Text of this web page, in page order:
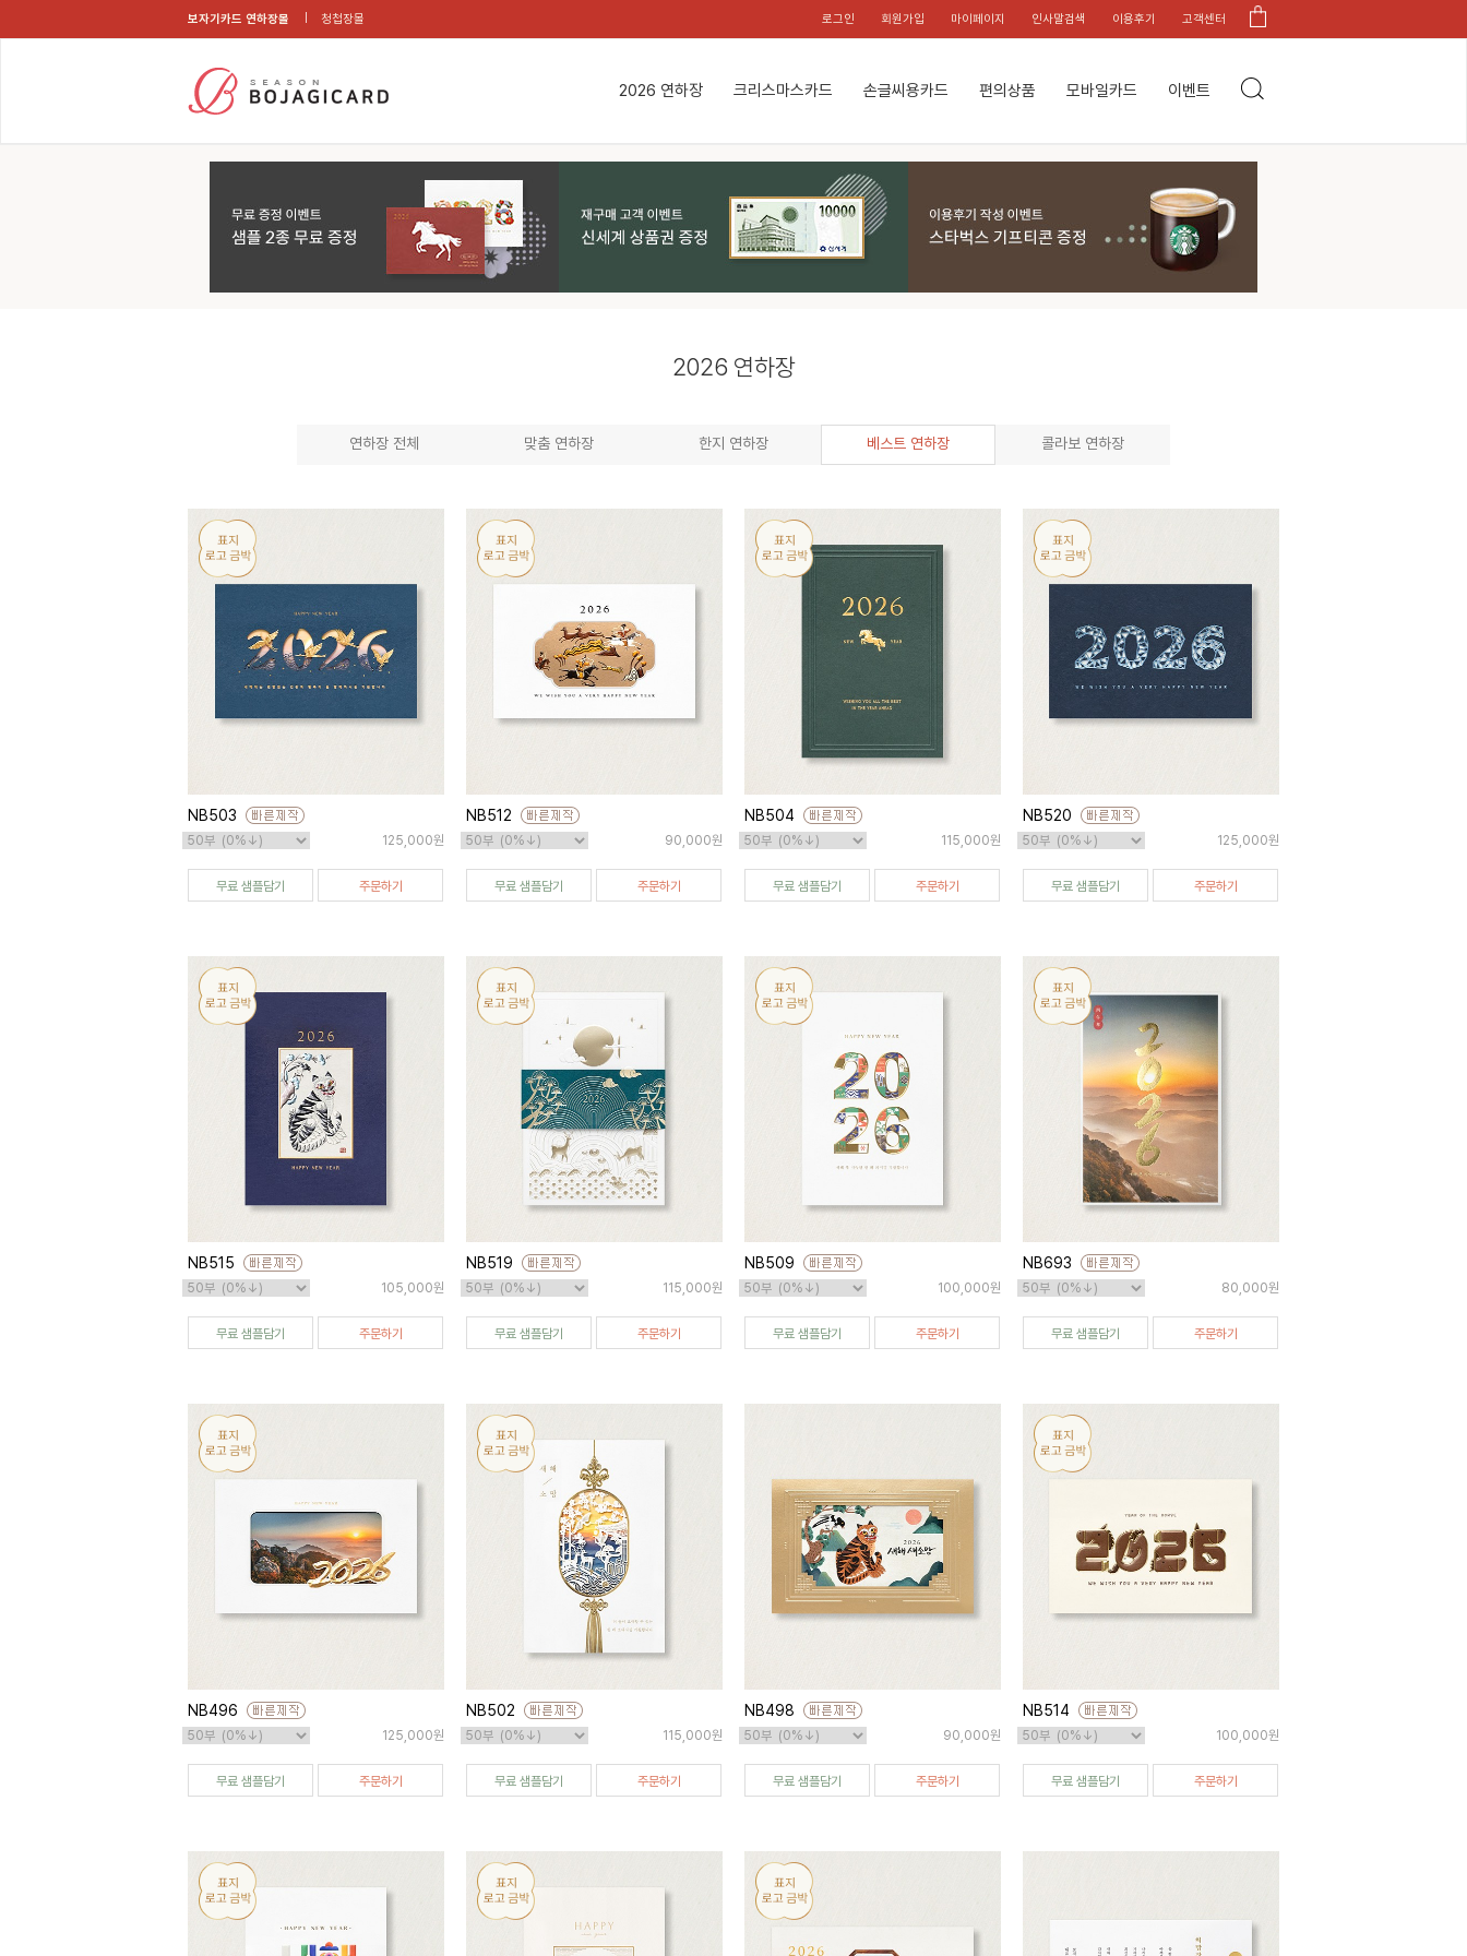
보자기카드 연하장몰 청첩장몰 로그인 회원가입 마이페이지 인사말검색 이용후기 고객센터
2026 연하장 크리스마스카드 손글씨용카드 편의상품 모바일카드 이벤트
2026 연하장
연하장 전체 맞춤 연하장 한지 연하장 베스트 연하장 콜라보 연하장
NB503
125,000원
무료 샘플담기 주문하기
NB512
90,000원
무료 샘플담기 주문하기
NB504
115,000원
무료 샘플담기 주문하기
NB520
125,000원
무료 샘플담기 주문하기
NB515
105,000원
무료 샘플담기 주문하기
NB519
115,000원
무료 샘플담기 주문하기
NB509
100,000원
무료 샘플담기 주문하기
NB693
80,000원
무료 샘플담기 주문하기
NB496
125,000원
무료 샘플담기 주문하기
NB502
115,000원
무료 샘플담기 주문하기
NB498
90,000원
무료 샘플담기 주문하기
NB514
100,000원
무료 샘플담기 주문하기